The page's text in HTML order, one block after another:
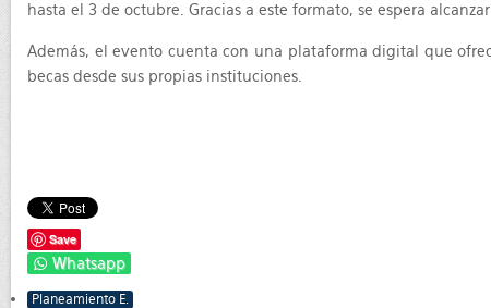
hasta el 3 de octubre. Gracias a este formato, se espera
Además, el evento cuenta con una plataforma digital que
becas desde sus propias instituciones.
Save
Whatsapp
Planeamiento E.